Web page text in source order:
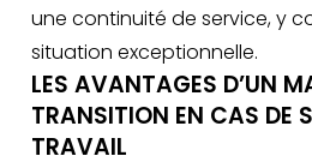
une continuité de service, y
situation exceptionnelle.
LES AVANTAGES D’UN
TRANSITION EN CAS DE
TRAVAIL